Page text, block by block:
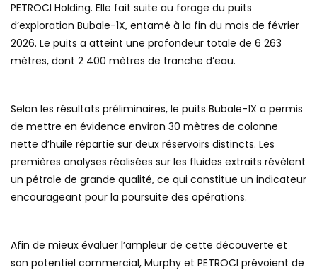
PETROCI Holding. Elle fait suite au forage du puits
d’exploration Bubale-1X, entamé à la fin du mois de février
2026. Le puits a atteint une profondeur totale de 6 263
mètres, dont 2 400 mètres de tranche d’eau.
Selon les résultats préliminaires, le puits Bubale-1X a permis
de mettre en évidence environ 30 mètres de colonne
nette d’huile répartie sur deux réservoirs distincts. Les
premières analyses réalisées sur les fluides extraits révèlent
un pétrole de grande qualité, ce qui constitue un indicateur
encourageant pour la poursuite des opérations.
Afin de mieux évaluer l’ampleur de cette découverte et
son potentiel commercial, Murphy et PETROCI prévoient de